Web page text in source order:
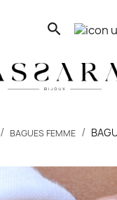
search
BAGUES FEMME